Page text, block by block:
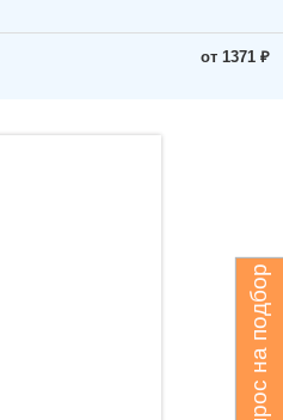
Запрос на подбор
от 1371 ₽